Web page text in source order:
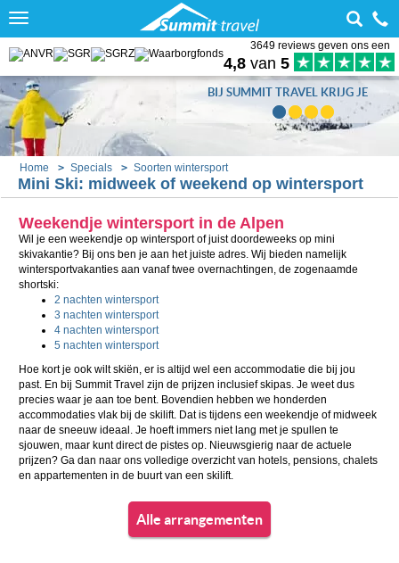
Toggle
3649 reviews geven ons een
4,8 van 5
BIJ SUMMIT TRAVEL KRIJG JE
Home Specials Soorten wintersport
Mini Ski: midweek of weekend op wintersport
Weekendje wintersport in de Alpen
Wil je een weekendje op wintersport of juist doordeweeks op mini
skivakantie? Bij ons ben je aan het juiste adres. Wij bieden namelijk
wintersportvakanties aan vanaf twee overnachtingen, de zogenaamde
shortski:
2 nachten wintersport
3 nachten wintersport
4 nachten wintersport
5 nachten wintersport
Hoe kort je ook wilt skiën, er is altijd wel een accommodatie die bij jou
past. En bij Summit Travel zijn de prijzen inclusief skipas. Je weet dus
precies waar je aan toe bent. Bovendien hebben we honderden
accommodaties vlak bij de skilift. Dat is tijdens een weekendje of midweek
naar de sneeuw ideaal. Je hoeft immers niet lang met je spullen te
sjouwen, maar kunt direct de pistes op. Nieuwsgierig naar de actuele
prijzen? Ga dan naar ons volledige overzicht van hotels, pensions, chalets
en appartementen in de buurt van een skilift.
Alle arrangementen